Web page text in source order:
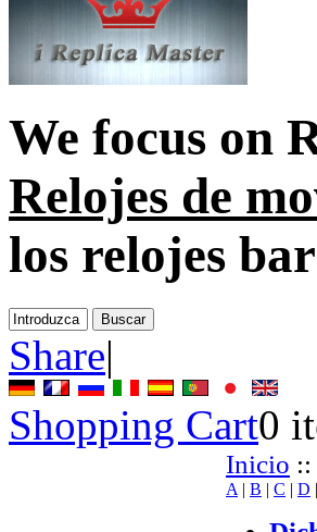
We focus on
Relojes de
los relojes
Share|
Shopping Cart0
Inicio
A | B | C | D |